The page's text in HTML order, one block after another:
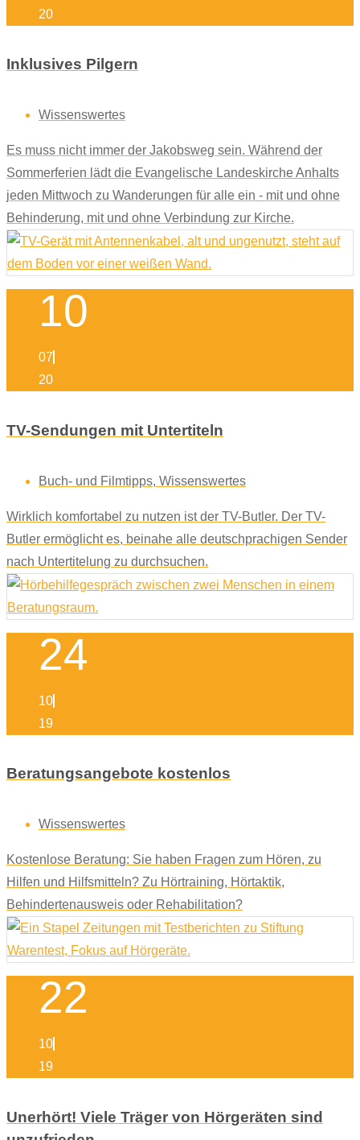
20
Inklusives Pilgern
Wissenswertes
Es muss nicht immer der Jakobsweg sein. Während der
Sommerferien lädt die Evangelische Landeskirche Anhalts
jeden Mittwoch zu Wanderungen für alle ein - mit und ohne
Behinderung, mit und ohne Verbindung zur Kirche.
10
07
20
TV-Sendungen mit Untertiteln
Buch- und Filmtipps, Wissenswertes
Wirklich komfortabel zu nutzen ist der TV-Butler. Der TV-
Butler ermöglicht es, beinahe alle deutschprachigen Sender
nach Untertitelung zu durchsuchen.
24
10
19
Beratungsangebote kostenlos
Wissenswertes
Kostenlose Beratung: Sie haben Fragen zum Hören, zu
Hilfen und Hilfsmitteln? Zu Hörtraining, Hörtaktik,
Behindertenausweis oder Rehabilitation?
22
10
19
Unerhört! Viele Träger von Hörgeräten sind